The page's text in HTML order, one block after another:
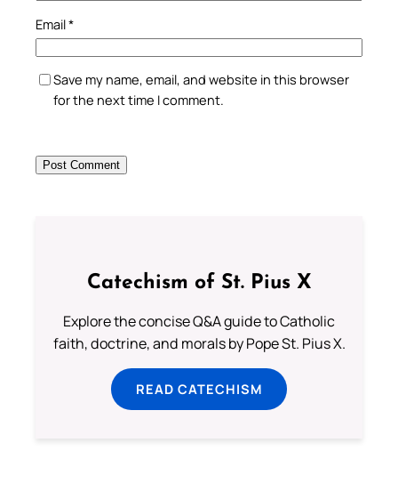
Email*
Save my name, email, and website in this browser
for the next time I comment.
Catechism of St. Pius X
Explore the concise Q&A guide to Catholic
faith, doctrine, and morals by Pope St. Pius X.
READ CATECHISM